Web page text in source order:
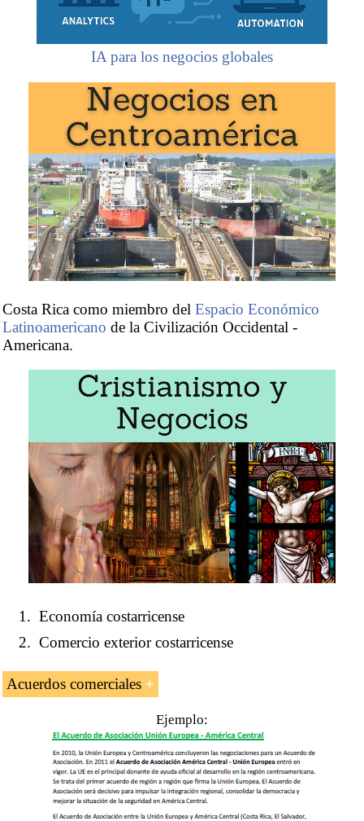
IA para los negocios globales
Costa Rica como miembro del Espacio Económico
Latinoamericano de la Civilización Occidental -
Americana.
Economía costarricense
Comercio exterior costarricense
Acuerdos comerciales
Ejemplo: